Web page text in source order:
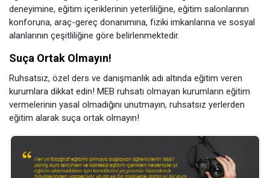
deneyimine, eğitim içeriklerinin yeterliliğine, eğitim salonlarının
konforuna, araç-gereç donanımına, fiziki imkanlarına ve sosyal
alanlarının çeşitliliğine göre belirlenmektedir.
Suça Ortak Olmayın!
Ruhsatsız, özel ders ve danışmanlık adı altında eğitim veren
kurumlara dikkat edin! MEB ruhsatı olmayan kurumların eğitim
vermelerinin yasal olmadığını unutmayın, ruhsatsız yerlerden
eğitim alarak suça ortak olmayın!